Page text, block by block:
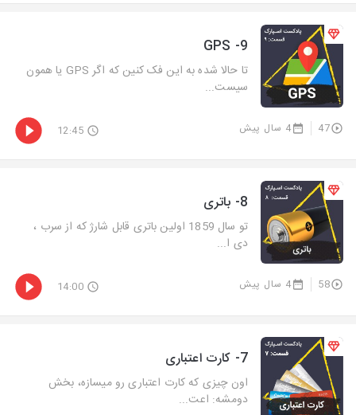
9- GPS
تا حالا شده به این فک کنین که اگر GPS یا همون
سیست...
47 4 سال پیش 12:45
8- باتری
تو سال 1859 اولین باتری قابل شارژ که از سرب ،
دی ا...
58 4 سال پیش 14:00
7- کارت اعتباری
اون چیزی که کارت اعتباری رو میسازه، بخش
دومشه: اعت...